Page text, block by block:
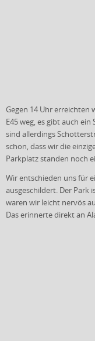
Gegen 14 Uhr erreichten
E45 weg, es gibt auch
sind allerdings
schon, dass wir die
Parkplatz standen noch
Wir entschieden uns für
ausgeschildert. Der Park
waren wir leicht nervös
Das erinnerte direkt an